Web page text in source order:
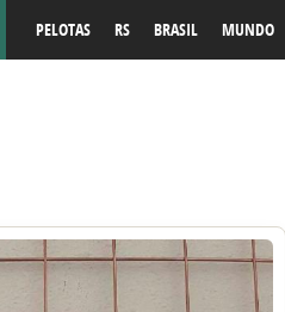
PELOTAS RS BRASIL MUNDO